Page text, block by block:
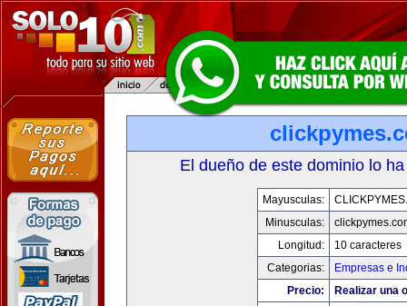
El dueño de este dominio lo
Mayusculas:
Minusculas:
Longitud:
10 caracteres
Categorias:
Empresas e
Precio:
Realizar una